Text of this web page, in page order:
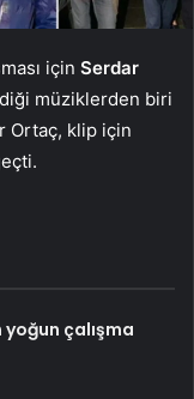
için Serdar
müziklerden biri
Ortaç, klip için
çalışma